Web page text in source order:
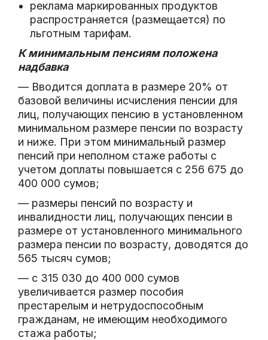
реклама маркированных продуктов
распространяется (размещается) по
льготным тарифам.
К минимальным пенсиям положена
надбавка
— Вводится доплата в размере 20% от
базовой величины исчисления пенсии для
лиц, получающих пенсию в установленном
минимальном размере пенсии по возрасту
и ниже. При этом минимальный размер
пенсий при неполном стаже работы с
учетом доплаты повышается с 256 675 до
400 000 сумов;
— размеры пенсий по возрасту и
инвалидности лиц, получающих пенсии в
размере от установленного минимального
размера пенсии по возрасту, доводятся до
565 тысяч сумов;
— с 315 030 до 400 000 сумов
увеличивается размер пособия
престарелым и нетрудоспособным
гражданам, не имеющим необходимого
стажа работы;